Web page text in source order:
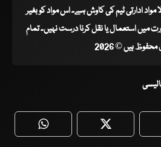
مواد ادارتی ٹیم کی کاوش ہے۔ اس مواد کو بغیر
استعمال یا نقل کرنا درست نہیں۔ تمام
ہیں © 2026
WhatsApp Twitter